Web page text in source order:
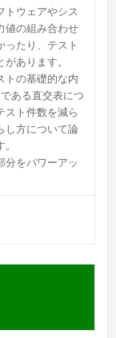
トウェアやシス
値の組み合わせ
ったり、テスト
あります。
トの基礎的な内
ある直交表につ
スト件数を減ら
し方について論
分をパワーアッ